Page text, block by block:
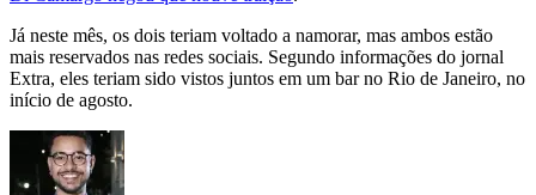
Já neste mês, os dois teriam voltado a namorar, mas ambos estão
mais reservados nas redes sociais. Segundo informações do jornal
Extra, eles teriam sido vistos juntos em um bar no Rio de Janeiro, no
início de agosto.